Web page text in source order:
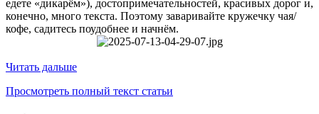
едете «дикарём»), достопримечательностей, красивых дорог и,
конечно, много текста. Поэтому заваривайте кружечку чая/
кофе, садитесь поудобнее и начнём.
Читать дальше
Просмотреть полный текст статьи